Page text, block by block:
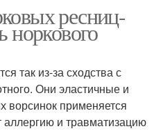
ресниц-
норкового
так из-за сходства с
Они эластичные и
ворсинок применяется
аллергию и травматизацию